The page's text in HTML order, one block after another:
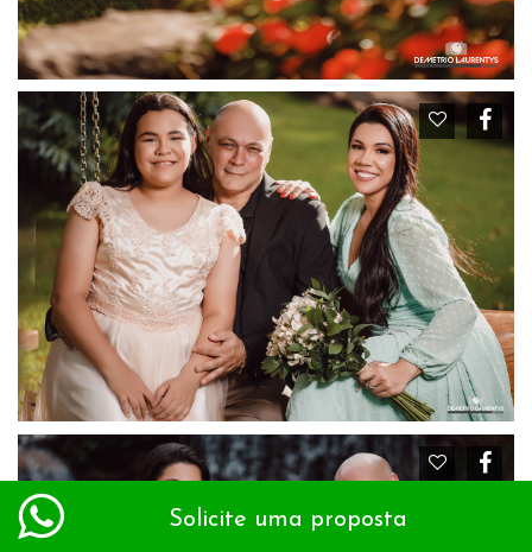
Solicite uma proposta